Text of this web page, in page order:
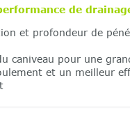
de
et profondeur de
caniveau pour une
et un meilleur